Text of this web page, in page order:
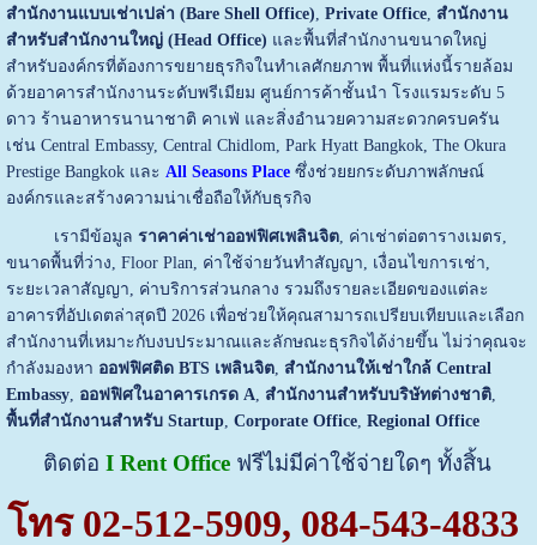
สำนักงานแบบเช่าเปล่า (Bare Shell Office), Private Office, สำนักงาน
สำหรับสำนักงานใหญ่ (Head Office) และพื้นที่สำนักงานขนาดใหญ่
สำหรับองค์กรที่ต้องการขยายธุรกิจในทำเลศักยภาพ พื้นที่แห่งนี้รายล้อม
ด้วยอาคารสำนักงานระดับพรีเมียม ศูนย์การค้าชั้นนำ โรงแรมระดับ 5
ดาว ร้านอาหารนานาชาติ คาเฟ่ และสิ่งอำนวยความสะดวกครบครัน
เช่น Central Embassy, Central Chidlom, Park Hyatt Bangkok, The Okura
Prestige Bangkok และ All Seasons Placeซึ่งช่วยยกระดับภาพลักษณ์
องค์กรและสร้างความน่าเชื่อถือให้กับธุรกิจ
เรามีข้อมูล ราคาค่าเช่าออฟฟิศเพลินจิต, ค่าเช่าต่อตารางเมตร,
ขนาดพื้นที่ว่าง, Floor Plan, ค่าใช้จ่ายวันทำสัญญา, เงื่อนไขการเช่า,
ระยะเวลาสัญญา, ค่าบริการส่วนกลาง รวมถึงรายละเอียดของแต่ละ
อาคารที่อัปเดตล่าสุดปี 2026 เพื่อช่วยให้คุณสามารถเปรียบเทียบและเลือก
สำนักงานที่เหมาะกับงบประมาณและลักษณะธุรกิจได้ง่ายขึ้น ไม่ว่าคุณจะ
กำลังมองหา ออฟฟิศติด BTS เพลินจิต, สำนักงานให้เช่าใกล้ Central
Embassy, ออฟฟิศในอาคารเกรด A, สำนักงานสำหรับบริษัทต่างชาติ,
พื้นที่สำนักงานสำหรับ Startup, Corporate Office, Regional Office
ติดต่อI Rent Office ฟรีไม่มีค่าใช้จ่ายใดๆ ทั้งสิ้น
โทร 02-512-5909, 084-543-4833